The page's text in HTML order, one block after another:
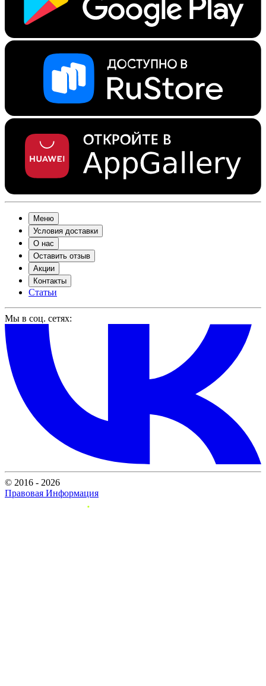
Меню
Условия доставки
О нас
Оставить отзыв
Акции
Контакты
Статьи
Мы в соц. сетях:
© 2016 - 2026
Правовая Информация